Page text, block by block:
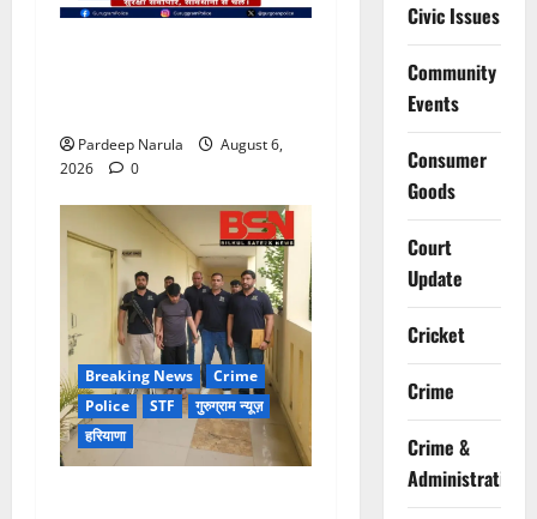
Pardeep Narula
August 6,
2026
0
Breaking News
Crime
Police
STF
गुरुग्राम न्यूज़
हरियाणा
Civic Issues
Community
Events
Consumer
Goods
Court
Update
Cricket
Crime
Crime &
Administration